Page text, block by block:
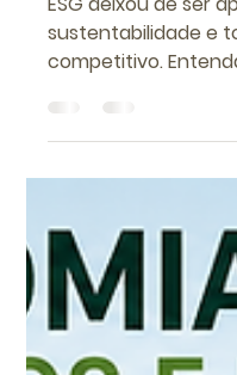
ESG aplicado
e efluentes:
ESG deixou de ser
competitivo.
efluentes fortalece
riscos, melhora
empresas de todos